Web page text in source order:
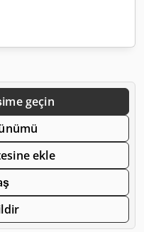
geçin
ekle